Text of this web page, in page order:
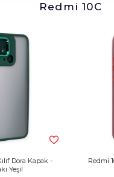
Redmi 10C
Dora Kapak -
Yeşil
Redmi